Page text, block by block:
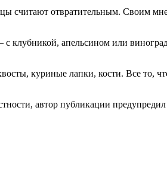
считают отвратительным. Своим
клубникой, апельсином или
куриные лапки, кости. Все то,
автор публикации